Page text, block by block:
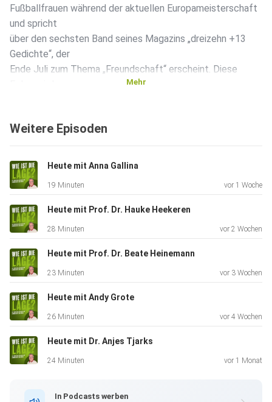
Fußballfrauen während der aktuellen Europameisterschaft
und spricht
über den sechsten Band seines Magazins „dreizehn +13
Gedichte“, der
Ende Juli zum Thema „Freundschaft“ erscheint. Diese
Mehr
Weitere Episoden
Heute mit Anna Gallina
19 Minuten vor 1 Woche
Heute mit Prof. Dr. Hauke Heekeren
28 Minuten vor 2 Wochen
Heute mit Prof. Dr. Beate Heinemann
23 Minuten vor 3 Wochen
Heute mit Andy Grote
26 Minuten vor 4 Wochen
Heute mit Dr. Anjes Tjarks
24 Minuten vor 1 Monat
In Podcasts werben